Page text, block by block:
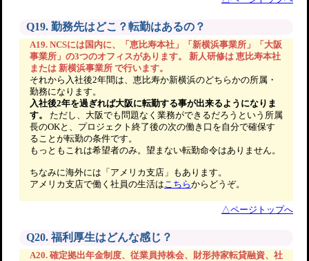
Q19. 勤務先はどこ？転勤はあるの？
A19. NCSには国内に、「恵比寿本社」「新横浜事業所」「大阪
事業所」の3つのオフィスがあります。 新人研修は 恵比寿本社
または 新横浜事業所 で行います。
それから入社後2年間は、恵比寿か新横浜のどちらかの所属・
勤務になります。
入社後2年を過ぎれば大阪に転勤する事が出来るようになりま
す。
ただし、大阪でも問題なく業務ができるだろうという所属
長のOKと、プロジェクト終了後の次の働き口を自分で確保す
ることが転勤の条件です。
もっともこれは希望者のみ。望まない転勤命令はありません。
ちなみに海外には「アメリカ支店」もあります。
アメリカ支店で働く社員の生活は こちらからどうぞ。
△ページトップへ
Q20. 福利厚生はどんな感じ？
A20. 確定拠出年金制度、従業員持株会、財形持家転貸融資、社